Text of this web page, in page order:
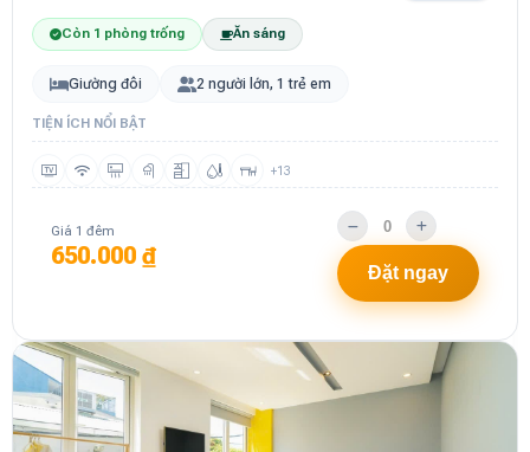
Còn 1 phòng trống Ăn sáng
Giường đôi 2 người lớn, 1 trẻ em
TIỆN ÍCH NỔI BẬT
+13
Giá 1 đêm
650.000 ₫
Đặt ngay